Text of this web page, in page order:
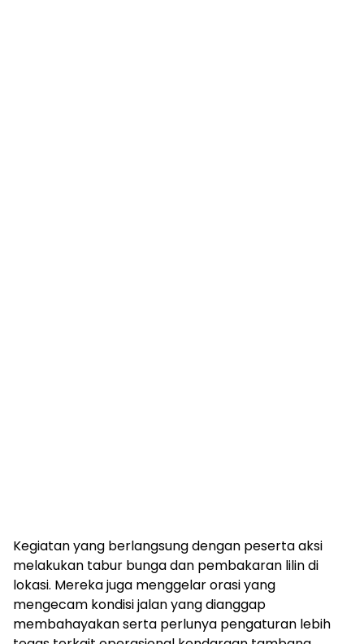
Kegiatan yang berlangsung dengan peserta aksi
melakukan tabur bunga dan pembakaran lilin di
lokasi. Mereka juga menggelar orasi yang
mengecam kondisi jalan yang dianggap
membahayakan serta perlunya pengaturan lebih